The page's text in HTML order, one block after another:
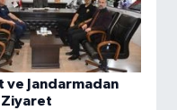
ve Jandarmadan
Ziyaret